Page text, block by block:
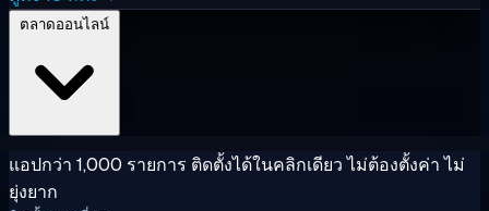
แอปกว่า 1,000 รายการ ติดตั้งได้ในคลิกเดียว ไม่ต้องตั้งค่า ไม่
ยุ่งยาก